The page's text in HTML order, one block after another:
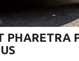
PHARETRA